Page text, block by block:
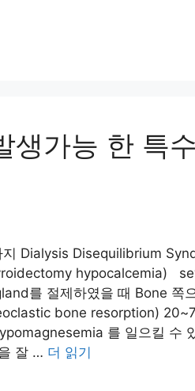
생가능 한 특
지 Dialysis Disequilibrium
hypocalcemia)
를 절제하였을 때 Bone 쪽
bone resorption)
를 일으킬 수
잘 … 더 읽기